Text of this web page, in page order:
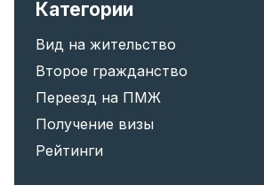
Категории
Вид на жительство
Второе гражданство
Переезд на ПМЖ
Получение визы
Рейтинги